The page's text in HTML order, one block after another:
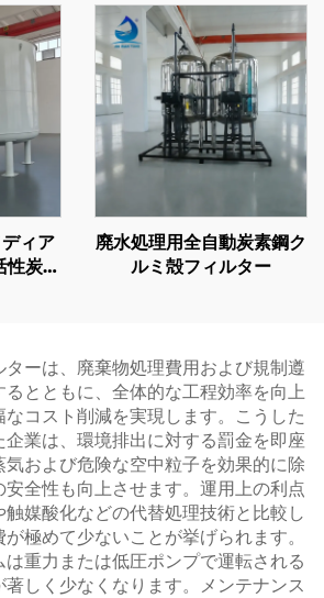
ィア
性炭ろ
廃水処理用全自動炭素鋼ク
ルミ殻フィルター
ーは、廃棄物処理費用および規制遵
とともに、全体的な工程効率を向上
なコスト削減を実現します。こうした
企業は、環境排出に対する罰金を即座
および危険な空中粒子を効果的に除
全性も向上させます。運用上の利点
触媒酸化などの代替処理技術と比較し
極めて少ないことが挙げられます。
重力または低圧ポンプで運転される
しく少なくなります。メンテナンス